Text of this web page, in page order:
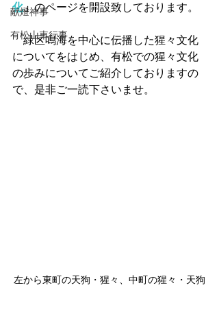
献燈神事
有松山車行事
化」のページを開設致しております。
緑区鳴海を中心に伝播した猩々文化
についてをはじめ、有松での猩々文化
の歩みについてご紹介しておりますの
で、是非ご一読下さいませ。
左から東町の天狗・猩々、中町の猩々・天狗